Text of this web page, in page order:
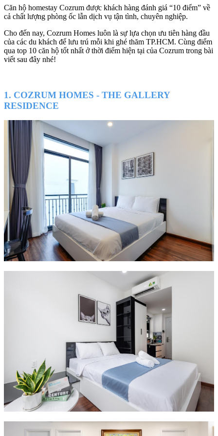
Căn hộ homestay Cozrum được khách hàng đánh giá “10 điểm” về
cả chất lượng phòng ốc lẫn dịch vụ tận tình, chuyên nghiệp.
Cho đến nay, Cozrum Homes luôn là sự lựa chọn ưu tiên hàng đầu
của các du khách để lưu trú mỗi khi ghé thăm TP.HCM. Cùng điểm
qua top 10 căn hộ tốt nhất ở thời điểm hiện tại của Cozrum trong bài
viết sau đây nhé!
1. COZRUM HOMES - THE GALLERY
RESIDENCE